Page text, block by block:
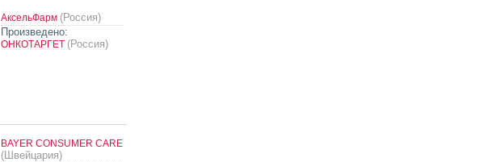
АксельФарм (Россия)
Произведено:
ОНКОТАРГЕТ (Россия)
BAYER CONSUMER CARE
(Швейцария)